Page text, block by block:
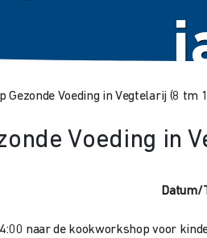
Gezonde Voeding in Vegtelarij (8 tm
Voeding in
Datum/
naar de kookworkshop voor